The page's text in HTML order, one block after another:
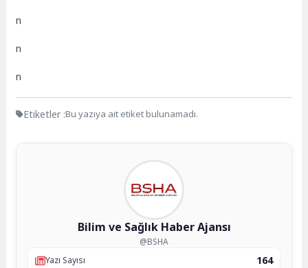
n
n
n
Etiketler :Bu yazıya ait etiket bulunamadı.
Bilim ve Sağlık Haber Ajansı
@BSHA
Yazı Sayısı
164